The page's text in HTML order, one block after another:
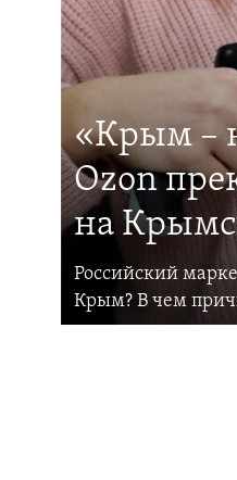
«Крым –
Ozon
на
Российский
Крым? В чем